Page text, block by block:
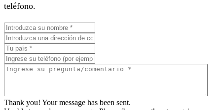
teléfono.
Thank you! Your message has been sent.